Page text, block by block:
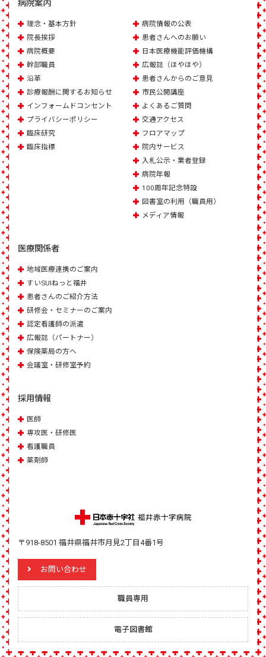
病院案内
理念・基本方針
院長挨拶
病院概要
幹部職員
沿革
診療報酬に関するお知らせ
インフォームドコンセント
プライバシーポリシー
臨床研究
臨床指標
病院情報の公表
患者さんへのお願い
日本医療機能評価機構
広報誌（ほやほや）
患者さんからのご意見
市民公開講座
よくあるご質問
交通アクセス
フロアマップ
院内サービス
入札公示・業者登録
病院年報
100周年記念特設
図書室の利用（職員用）
メディア情報
医療関係者
地域医療連携のご案内
すいSUIねっと福井
患者さんのご紹介方法
研修会・セミナーのご案内
認定看護師の派遣
広報誌（パートナー）
保険薬局の方へ
会議室・研修室予約
採用情報
医師
専攻医・研修医
看護職員
薬剤師
〒918-8501 福井県福井市月見2丁目4番1号
お問い合わせ
職員専用
電子図書館